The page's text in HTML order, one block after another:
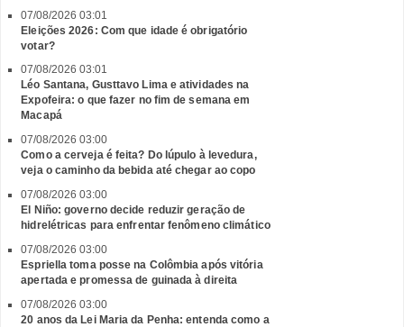
07/08/2026 03:01
Eleições 2026: Com que idade é obrigatório
votar?
07/08/2026 03:01
Léo Santana, Gusttavo Lima e atividades na
Expofeira: o que fazer no fim de semana em
Macapá
07/08/2026 03:00
Como a cerveja é feita? Do lúpulo à levedura,
veja o caminho da bebida até chegar ao copo
07/08/2026 03:00
El Niño: governo decide reduzir geração de
hidrelétricas para enfrentar fenômeno climático
07/08/2026 03:00
Espriella toma posse na Colômbia após vitória
apertada e promessa de guinada à direita
07/08/2026 03:00
20 anos da Lei Maria da Penha: entenda como a